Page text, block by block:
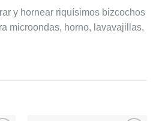
y hornear riquísimos bizcochos
microondas, horno, lavavajillas,